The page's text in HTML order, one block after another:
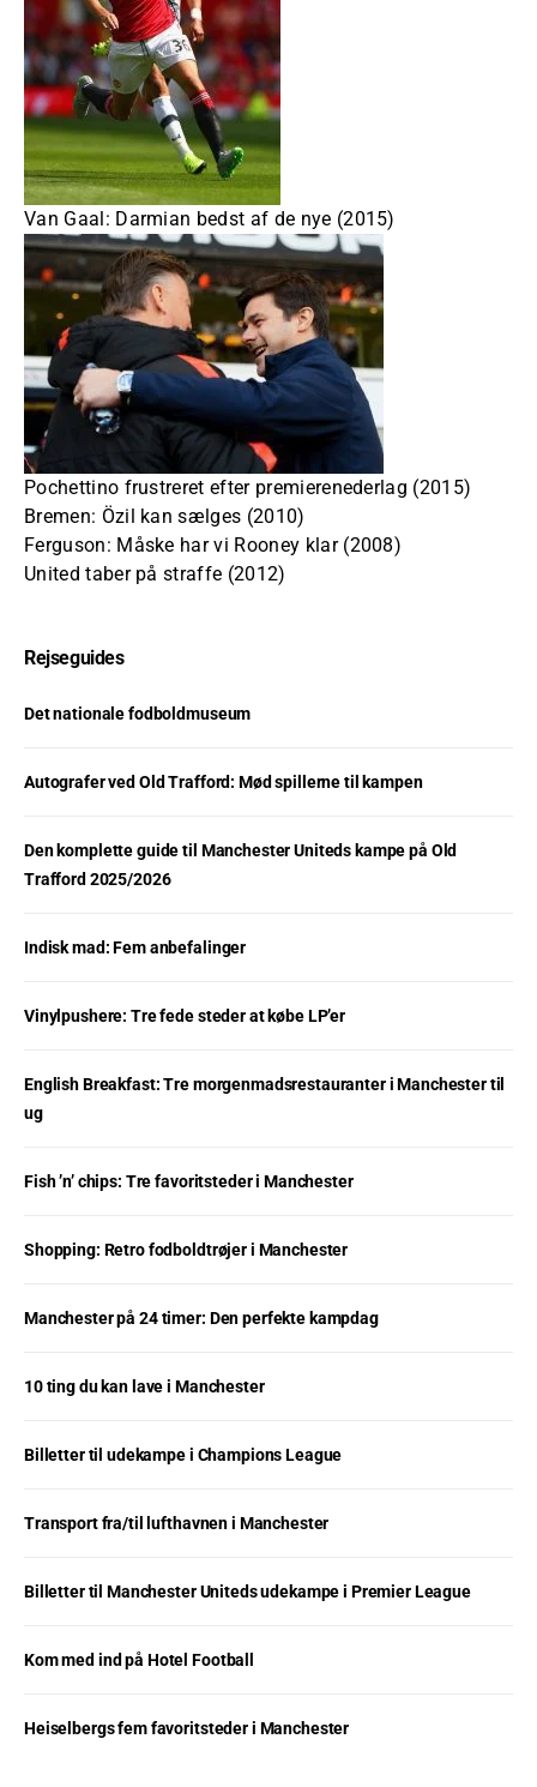
Van Gaal: Darmian bedst af de nye (2015)
Pochettino frustreret efter premierenederlag (2015)
Bremen: Özil kan sælges (2010)
Ferguson: Måske har vi Rooney klar (2008)
United taber på straffe (2012)
Rejseguides
Det nationale fodboldmuseum
Autografer ved Old Trafford: Mød spillerne til kampen
Den komplette guide til Manchester Uniteds kampe på Old
Trafford 2025/2026
Indisk mad: Fem anbefalinger
Vinylpushere: Tre fede steder at købe LP’er
English Breakfast: Tre morgenmadsrestauranter i Manchester til
ug
Fish ’n’ chips: Tre favoritsteder i Manchester
Shopping: Retro fodboldtrøjer i Manchester
Manchester på 24 timer: Den perfekte kampdag
10 ting du kan lave i Manchester
Billetter til udekampe i Champions League
Transport fra/til lufthavnen i Manchester
Billetter til Manchester Uniteds udekampe i Premier League
Kom med ind på Hotel Football
Heiselbergs fem favoritsteder i Manchester